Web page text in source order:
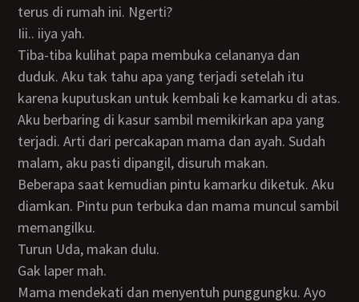
terus di rumah ini. Ngerti?
Iii.. iiya yah.
Tiba-tiba kulihat papa membuka celananya dan
duduk. Aku tak tahu apa yang terjadi setelah itu
karena kuputuskan untuk kembali ke kamarku di atas.
Aku berbaring di kasur sambil memikirkan apa yang
terjadi. Arti dari percakapan mama dan ayah. Sudah
malam, aku pasti dipangil, disuruh makan.
Beberapa saat kemudian pintu kamarku diketuk. Aku
diamkan. Pintu pun terbuka dan mama muncul sambil
memangilku.
Turun Uda, makan dulu.
Gak laper mah.
Mama mendekati dan menyentuh punggungku. Ayo